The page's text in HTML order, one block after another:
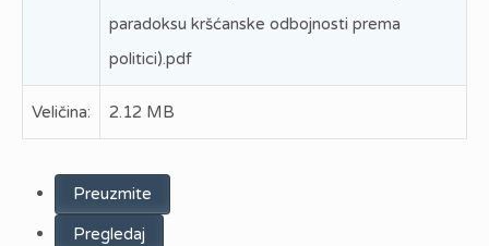
paradoksu kršćanske odbojnosti prema
politici).pdf
Veličina: 2.12 MB
Preuzmite
Pregledaj